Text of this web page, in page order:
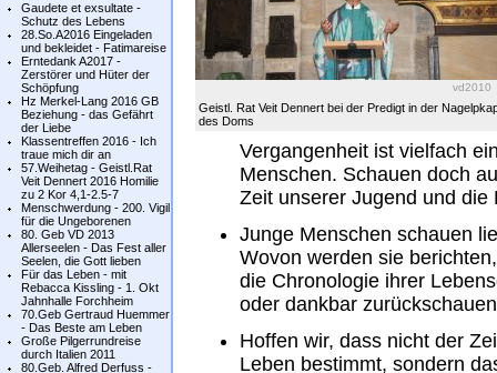
Gaudete et exsultate -
Schutz des Lebens
28.So.A2016 Eingeladen
und bekleidet - Fatimareise
Erntedank A2017 -
Zerstörer und Hüter der
Schöpfung
Hz Merkel-Lang 2016 GB
Beziehung - das Gefährt
der Liebe
Klassentreffen 2016 - Ich
traue mich dir an
57.Weihetag - Geistl.Rat
Veit Dennert 2016 Homilie
zu 2 Kor 4,1-2.5-7
Menschwerdung - 200. Vigil
für die Ungeborenen
80. Geb VD 2013
Allerseelen - Das Fest aller
Seelen, die Gott lieben
Für das Leben - mit
Rebacca Kissling - 1. Okt
Jahnhalle Forchheim
70.Geb Gertraud Huemmer
- Das Beste am Leben
Große Pilgerrundreise
durch Italien 2011
80.Geb. Alfred Derfuss -
vd2010
Geistl. Rat Veit Dennert bei der Predigt in der
des Doms
Vergangenheit ist vielfach
Menschen. Schauen doch
Zeit unserer Jugend und
Junge Menschen schauen
Wovon werden sie
die Chronologie ihrer
oder dankbar
Hoffen wir, dass nicht der
Leben bestimmt, sondern